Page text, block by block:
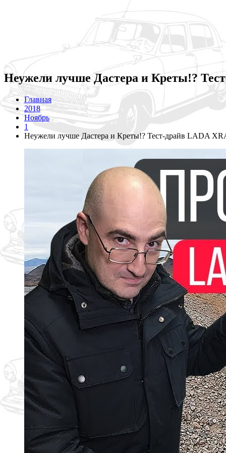
Неужели лучше Дастера и Креты!?
Главная
2018
Ноябрь
1
Неужели лучше Дастера и Креты!? Тест-драйв LADA